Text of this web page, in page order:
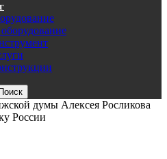
думы Алексея Росликова
России